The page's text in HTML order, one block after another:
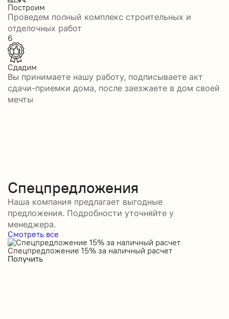
Построим
Проведем полный комплекс строительных и
отделочных работ
6
Сдадим
Вы принимаете нашу работу, подписываете акт
сдачи-приемки дома, после заезжаете в дом своей
мечты
Спецпредложения
Наша компания предлагает выгодные
предложения. Подробности уточняйте у
менеджера.
Смотреть все
Спецпредложение 15% за наличный расчет
Получить